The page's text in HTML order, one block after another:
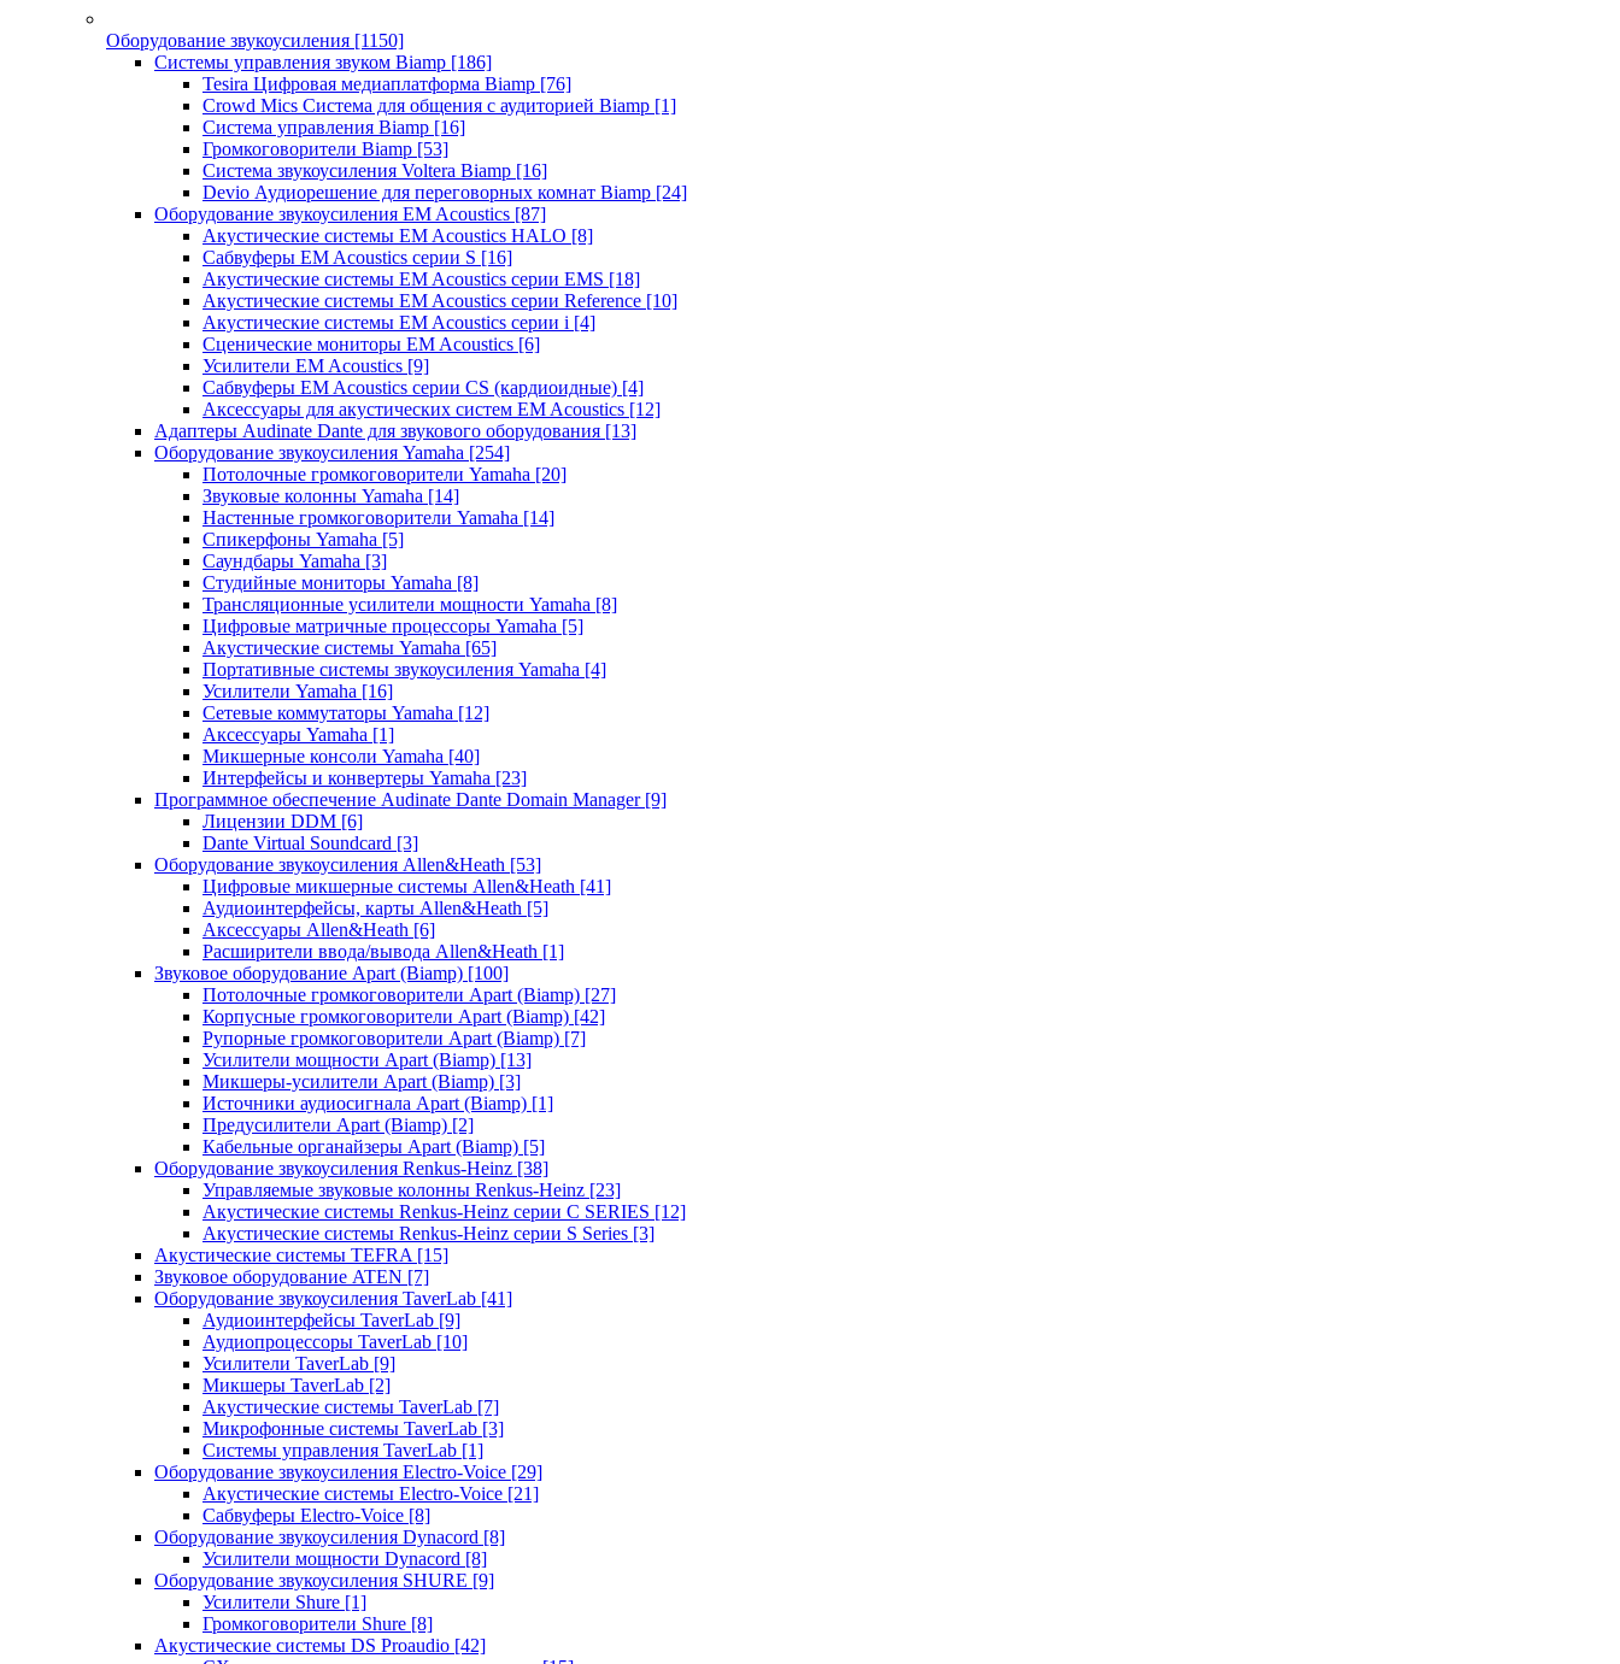
Оборудование звукоусиления [1150]
Системы управления звуком Biamp [186]
Tesira Цифровая медиаплатформа Biamp [76]
Crowd Mics Система для общения с аудиторией Biamp [1]
Система управления Biamp [16]
Громкоговорители Biamp [53]
Система звукоусиления Voltera Biamp [16]
Devio Аудиорешение для переговорных комнат Biamp [24]
Оборудование звукоусиления EM Acoustics [87]
Акустические системы EM Acoustics HALO [8]
Сабвуферы EM Acoustics серии S [16]
Акустические системы EM Acoustics серии EMS [18]
Акустические системы EM Acoustics серии Reference [10]
Акустические системы EM Acoustics серии i [4]
Сценические мониторы EM Acoustics [6]
Усилители EM Acoustics [9]
Сабвуферы EM Acoustics серии CS (кардиоидные) [4]
Аксессуары для акустических систем EM Acoustics [12]
Адаптеры Audinate Dante для звукового оборудования [13]
Оборудование звукоусиления Yamaha [254]
Потолочные громкоговорители Yamaha [20]
Звуковые колонны Yamaha [14]
Настенные громкоговорители Yamaha [14]
Спикерфоны Yamaha [5]
Саундбары Yamaha [3]
Студийные мониторы Yamaha [8]
Трансляционные усилители мощности Yamaha [8]
Цифровые матричные процессоры Yamaha [5]
Акустические системы Yamaha [65]
Портативные системы звукоусиления Yamaha [4]
Усилители Yamaha [16]
Сетевые коммутаторы Yamaha [12]
Аксессуары Yamaha [1]
Микшерные консоли Yamaha [40]
Интерфейсы и конвертеры Yamaha [23]
Программное обеспечение Audinate Dante Domain Manager [9]
Лицензии DDM [6]
Dante Virtual Soundcard [3]
Оборудование звукоусиления Allen&Heath [53]
Цифровые микшерные системы Allen&Heath [41]
Аудиоинтерфейсы, карты Allen&Heath [5]
Аксессуары Allen&Heath [6]
Расширители ввода/вывода Allen&Heath [1]
Звуковое оборудование Apart (Biamp) [100]
Потолочные громкоговорители Apart (Biamp) [27]
Корпусные громкоговорители Apart (Biamp) [42]
Рупорные громкоговорители Apart (Biamp) [7]
Усилители мощности Apart (Biamp) [13]
Микшеры-усилители Apart (Biamp) [3]
Источники аудиосигнала Apart (Biamp) [1]
Предусилители Apart (Biamp) [2]
Кабельные органайзеры Apart (Biamp) [5]
Оборудование звукоусиления Renkus-Heinz [38]
Управляемые звуковые колонны Renkus-Heinz [23]
Акустические системы Renkus-Heinz серии C SERIES [12]
Акустические системы Renkus-Heinz серии S Series [3]
Акустические системы TEFRA [15]
Звуковое оборудование ATEN [7]
Оборудование звукоусиления TaverLab [41]
Аудиоинтерфейсы TaverLab [9]
Аудиопроцессоры TaverLab [10]
Усилители TaverLab [9]
Микшеры TaverLab [2]
Акустические системы TaverLab [7]
Микрофонные системы TaverLab [3]
Системы управления TaverLab [1]
Оборудование звукоусиления Electro-Voice [29]
Акустические системы Electro-Voice [21]
Сабвуферы Electro-Voice [8]
Оборудование звукоусиления Dynacord [8]
Усилители мощности Dynacord [8]
Оборудование звукоусиления SHURE [9]
Усилители Shure [1]
Громкоговорители Shure [8]
Акустические системы DS Proaudio [42]